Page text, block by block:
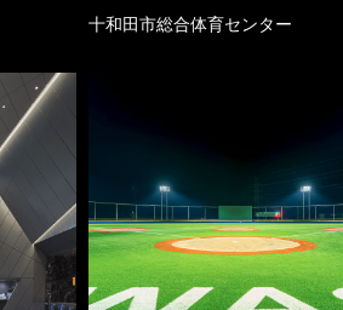
十和田市総合体育センター